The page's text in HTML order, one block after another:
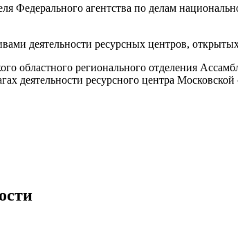
Федерального агентства по делам
деятельности ресурсных центров,
областного регионального отделения
деятельности ресурсного центра